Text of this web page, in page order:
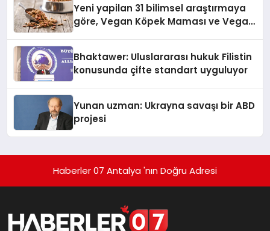
Yeni yapilan 31 bilimsel araştırmaya
göre, Vegan Köpek Maması ve Vegan
Bhaktawer: Uluslararası hukuk Filistin
konusunda çifte standart uyguluyor
Yunan uzman: Ukrayna savaşı bir ABD
projesi
Haberler 07 Antalya 'nın Doğru Adresi